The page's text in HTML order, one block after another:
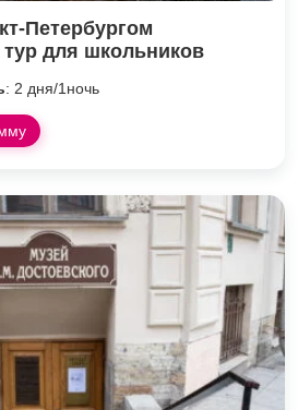
Петербургом
для школьников
: 2 дня/1ночь